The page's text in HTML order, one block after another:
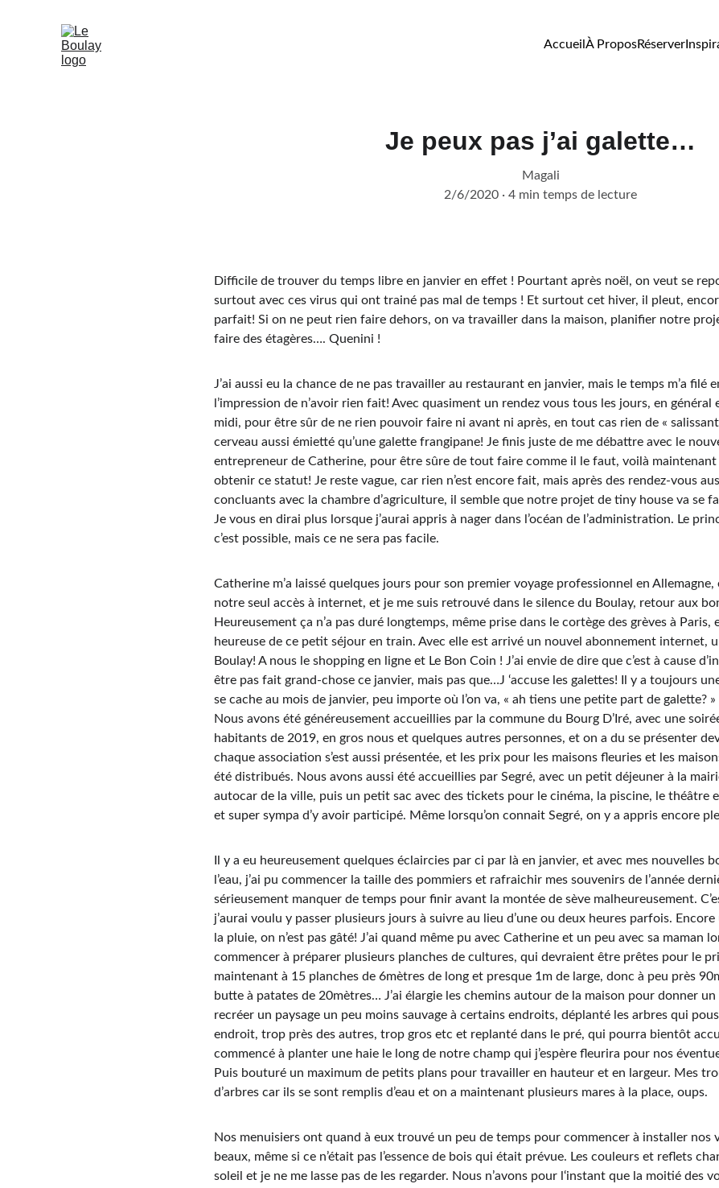
Accueil À ProposRéserver
Je peux pas j’ai galette…
Magali
2/6/2020
4 min temps de lecture
Difficile de trouver du temps libre en janvier en effet ! Pourtant après noël, on veut se
surtout avec ces virus qui ont trainé pas mal de temps ! Et surtout cet hiver, il pleut,
parfait! Si on ne peut rien faire dehors, on va travailler dans la maison, planifier notre
faire des étagères…. Quenini !
J’ai aussi eu la chance de ne pas travailler au restaurant en janvier, mais le temps m’a filé
l’impression de n’avoir rien fait! Avec quasiment un rendez vous tous les jours, en général
midi, pour être sûr de ne rien pouvoir faire ni avant ni après, en tout cas rien de «
cerveau aussi émietté qu’une galette frangipane! Je finis juste de me débattre avec le
entrepreneur de Catherine, pour être sûre de tout faire comme il le faut, voilà
obtenir ce statut! Je reste vague, car rien n’est encore fait, mais après des rendez-vous
concluants avec la chambre d’agriculture, il semble que notre projet de tiny house va se
Je vous en dirai plus lorsque j’aurai appris à nager dans l’océan de l’administration. Le
c’est possible, mais ce ne sera pas facile.
Catherine m’a laissé quelques jours pour son premier voyage professionnel en
notre seul accès à internet, et je me suis retrouvé dans le silence du Boulay, retour aux
Heureusement ça n’a pas duré longtemps, même prise dans le cortège des grèves à Paris,
heureuse de ce petit séjour en train. Avec elle est arrivé un nouvel abonnement internet,
Boulay! A nous le shopping en ligne et Le Bon Coin ! J’ai envie de dire que c’est à cause
être pas fait grand-chose ce janvier, mais pas que…J ‘accuse les galettes! Il y a toujours
se cache au mois de janvier, peu importe où l’on va, « ah tiens une petite part de galette?
Nous avons été généreusement accueillies par la commune du Bourg D’Iré, avec une
habitants de 2019, en gros nous et quelques autres personnes, et on a du se présenter
chaque association s’est aussi présentée, et les prix pour les maisons fleuries et les
été distribués. Nous avons aussi été accueillies par Segré, avec un petit déjeuner à la
autocar de la ville, puis un petit sac avec des tickets pour le cinéma, la piscine, le théâtre
et super sympa d’y avoir participé. Même lorsqu’on connait Segré, on y a appris encore
Il y a eu heureusement quelques éclaircies par ci par là en janvier, et avec mes nouvelles
l’eau, j’ai pu commencer la taille des pommiers et rafraichir mes souvenirs de l’année
sérieusement manquer de temps pour finir avant la montée de sève malheureusement.
j’aurai voulu y passer plusieurs jours à suivre au lieu d’une ou deux heures parfois.
la pluie, on n’est pas gâté! J’ai quand même pu avec Catherine et un peu avec sa maman
commencer à préparer plusieurs planches de cultures, qui devraient être prêtes pour le
maintenant à 15 planches de 6mètres de long et presque 1m de large, donc à peu près
butte à patates de 20mètres… J’ai élargie les chemins autour de la maison pour donner un
recréer un paysage un peu moins sauvage à certains endroits, déplanté les arbres qui
endroit, trop près des autres, trop gros etc et replanté dans le pré, qui pourra bientôt
commencé à planter une haie le long de notre champ qui j’espère fleurira pour nos
Puis bouturé un maximum de petits plans pour travailler en hauteur et en largeur. Mes
d’arbres car ils se sont remplis d’eau et on a maintenant plusieurs mares à la place, oups.
Nos menuisiers ont quand à eux trouvé un peu de temps pour commencer à installer nos
beaux, même si ce n’était pas l’essence de bois qui était prévue. Les couleurs et reflets
soleil et je ne me lasse pas de les regarder. Nous n’avons pour l‘instant que la moitié des